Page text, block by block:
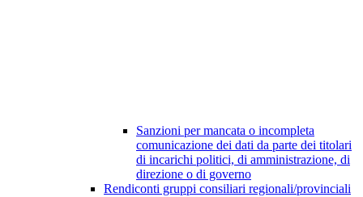
Sanzioni per mancata o incompleta
comunicazione dei dati da parte dei titolari
di incarichi politici, di amministrazione, di
direzione o di governo
Rendiconti gruppi consiliari regionali/provinciali